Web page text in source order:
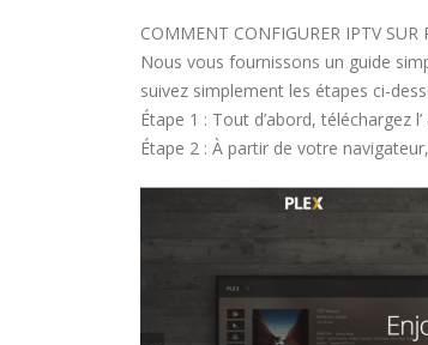
COMMENT CONFIGURER IPTV SUR
Nous vous fournissons un guide
suivez simplement les étapes ci-
Étape 1 : Tout d’abord, téléchargez
Étape 2 : À partir de votre